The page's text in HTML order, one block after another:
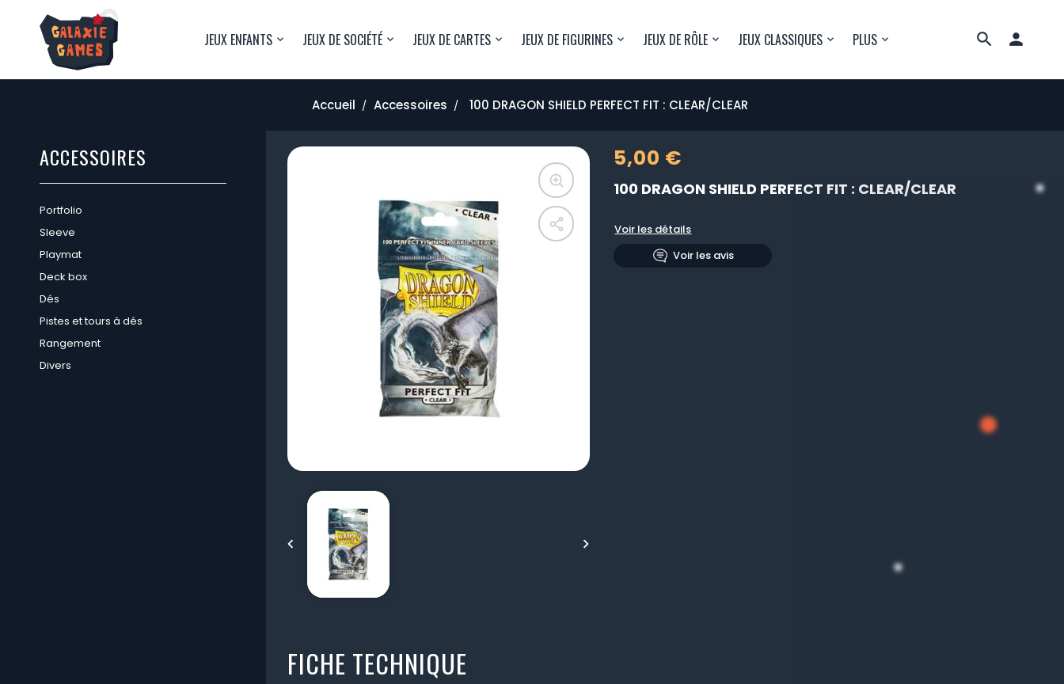

JEUX ENFANTS JEUX DE SOCIÉTÉ JEUX DE CARTES JEUX DE FIGURINES JEUX DE RÔLE JEUX CLASSIQUES PLUS
Accueil Accessoires 100 DRAGON SHIELD PERFECT FIT : CLEAR/CLEAR
ACCESSOIRES
Portfolio
Sleeve
Playmat
Deck box
Dés
Pistes et tours à dés
Rangement
Divers
 
5,00 €
100 DRAGON SHIELD PERFECT FIT : CLEAR/CLEAR
Voir les détails
Voir les avis
FICHE TECHNIQUE